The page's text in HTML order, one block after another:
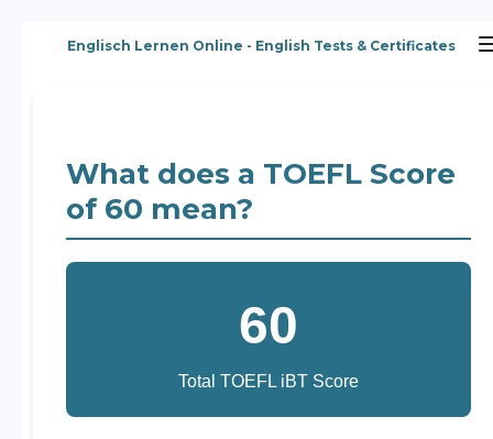
HauptinhaltEnglisch Lernen Online - English Tests & Certificates
What does a TOEFL Score
of 60 mean?
60
Total TOEFL iBT Score